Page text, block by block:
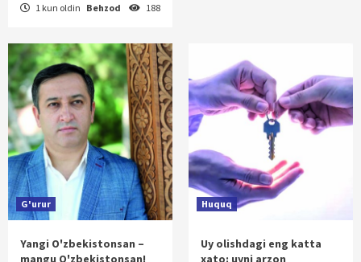
1 kun oldin Behzod 188
G'urur
Yangi O'zbekistonsan –
mangu O'zbekistonsan!
Huquq
Uy olishdagi eng katta
xato: uyni arzon